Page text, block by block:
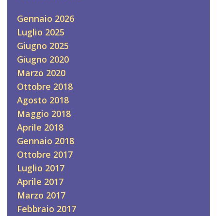
Gennaio 2026
Luglio 2025
Giugno 2025
Giugno 2020
Marzo 2020
Ottobre 2018
Agosto 2018
Maggio 2018
Aprile 2018
Gennaio 2018
Ottobre 2017
Luglio 2017
Aprile 2017
Marzo 2017
Febbraio 2017